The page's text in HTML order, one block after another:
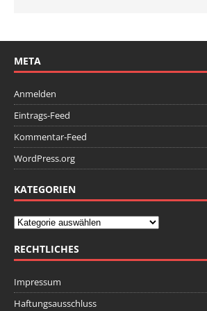
META
Anmelden
Eintrags-Feed
Kommentar-Feed
WordPress.org
KATEGORIEN
RECHTLICHES
Impressum
Haftungsausschluss